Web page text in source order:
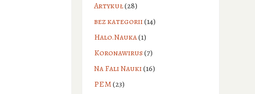
Artykuł(28)
bez kategorii(14)
Halo.Nauka(1)
Koronawirus(7)
Na Fali Nauki(16)
PEM(23)